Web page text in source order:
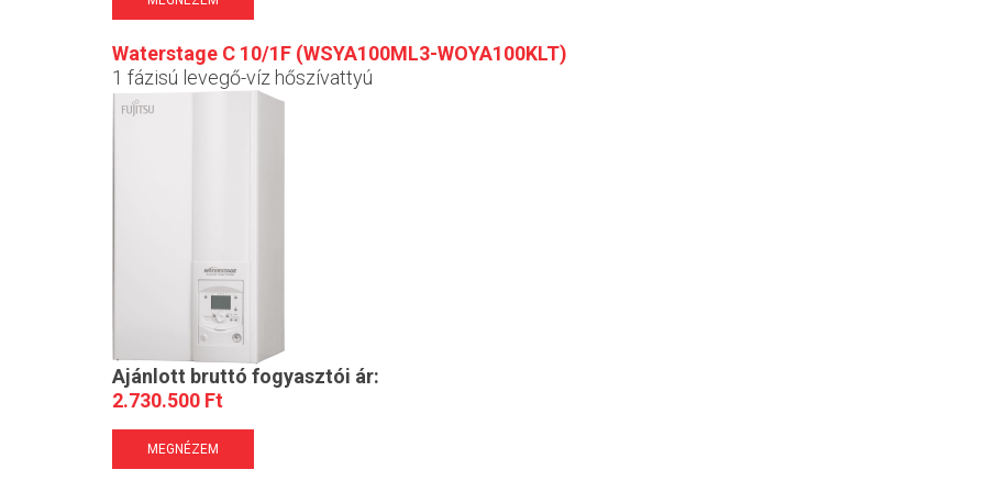
Waterstage C 10/1F (WSYA100ML3-WOYA100KLT)
1 fázisú levegő-víz hőszívattyú
Ajánlott bruttó fogyasztói ár:
2.730.500 Ft
MEGNÉZEM